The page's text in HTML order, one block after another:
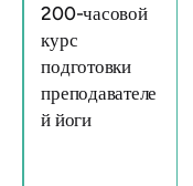
200-часовой
курс
подготовки
преподавателе
й йоги